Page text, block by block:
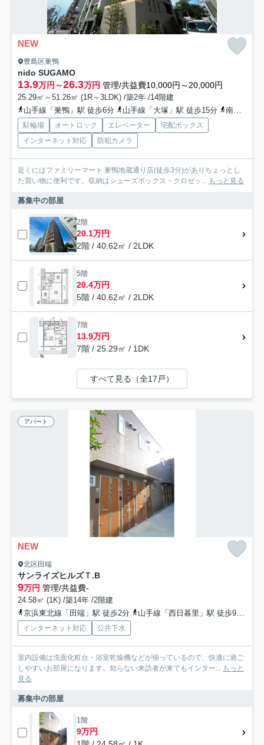
NEW
豊島区巣鴨
nido SUGAMO
13.9万円～26.3万円 管理/共益費10,000円～20,000円
25.29㎡～51.26㎡ (1R～3LDK) /築2年 /14階建
山手線「巣鴨」駅 徒歩6分
山手線「大塚」駅 徒歩15分 南北線「駒込」駅 徒歩17分
駐輪場 オートロック エレベーター
宅配ボックス
インターネット対応
防犯カメラ
近くにはファミリーマート 巣鴨地蔵通り店(徒歩3分)がありちょっとし
た買い物に便利です。収納はシューズボックス・クロゼッ... もっと見る
募集中の部屋
2階
20.1万円
2階 / 40.62㎡ / 2LDK
5階
20.4万円
5階 / 40.62㎡ / 2LDK
7階
13.9万円
7階 / 25.29㎡ / 1DK
すべて見る（全17戸）
アパート
NEW
北区田端
サンライズヒルズＴ.B
9万円 管理/共益費-
24.58㎡ (1K) /築14年 /2階建
京浜東北線「田端」駅 徒歩2分
山手線「西日暮里」駅 徒歩9分
インターネット対応 公共下水
室内設備は洗面化粧台・浴室乾燥機などが揃っているので、快適に過ご
しやすいお部屋になります。知らない来訪者が来てもインター... もっと
見る
募集中の部屋
1階
9万円